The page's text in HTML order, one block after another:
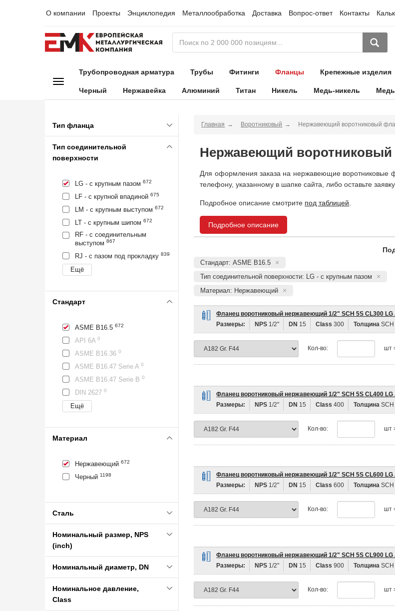
О компании Проекты Энциклопедия Металлообработка Доставка Вопрос-ответ Контакты
Трубопроводная арматура Трубы Фитинги Фланцы Крепежные изделия
Черный Нержавейка Алюминий Титан Никель Медь-никель Медь
Тип фланца
Тип соединительной
поверхности
LG - с крупным пазом 672
LF - с крупной впадиной 675
LM - с крупным выступом 672
LT - с крупным шипом 672
RF - с соединительным
выступом 867
RJ - с пазом под прокладку 839
Стандарт
ASME B16.5 672
API 6A 0
ASME B16.36 0
ASME B16.47 Serie A 0
ASME B16.47 Serie B 0
DIN 2627 0
Материал
Нержавеющий 672
Черный 1198
Сталь
Номинальный размер, NPS
(inch)
Номинальный диаметр, DN
Номинальное давление,
Class
Главная Воротниковый Нержавеющий воротниковый
Нержавеющий воротниковый
Для оформления заказа на нержавеющие воротниковые
телефону, указанному в шапке сайта, либо оставьте
Подробное описание смотрите под таблицей
Подробное описание
Стандарт: ASME B16.5
Тип соединительной поверхности: LG - с крупным пазом
Материал: Нержавеющий
Фланец воротниковый нержавеющий 1/2" SCH 5S CL300 LG
Размеры:
NPS 1/2" DN 15 Class 300 Толщина SCH
Кол-во: шт
Фланец воротниковый нержавеющий 1/2" SCH 5S CL400 LG
Размеры:
NPS 1/2" DN 15 Class 400 Толщина SCH
Кол-во: шт
Фланец воротниковый нержавеющий 1/2" SCH 5S CL600 LG
Размеры:
NPS 1/2" DN 15 Class 600 Толщина SCH
Кол-во: шт
Фланец воротниковый нержавеющий 1/2" SCH 5S CL900 LG
Размеры:
NPS 1/2" DN 15 Class 900 Толщина SCH
Кол-во: шт